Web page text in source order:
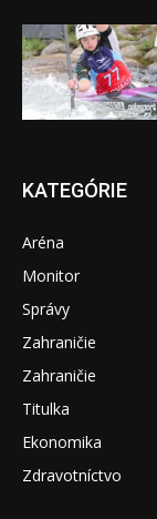
KATEGÓRIE
Aréna
Monitor
Správy
Zahraničie
Zahraničie
Titulka
Ekonomika
Zdravotníctvo